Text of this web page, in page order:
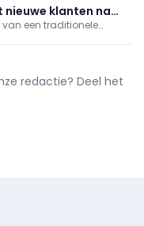
klanten naar
een traditionele
hun producten
de verdeling via het
bakker een slimme
product en kunnen zo
redactie? Deel het